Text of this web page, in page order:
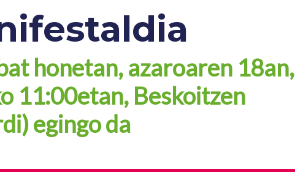
honetan, azaroaren 18an,
11:00etan, Beskoitzen
egingo da